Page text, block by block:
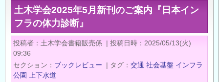
土木学会2025年5月新刊のご案内『日本イン
フラの体力診断』
投稿者 土木学会書籍販売係 | 投稿日時
2025/05/13(火)
09:36
セクション
ブックレビュー | タグ 交通 社会基盤 インフラ
公園
上下水道